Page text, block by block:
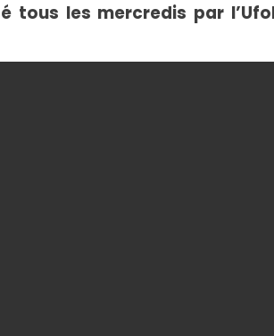
tous les mercredis par